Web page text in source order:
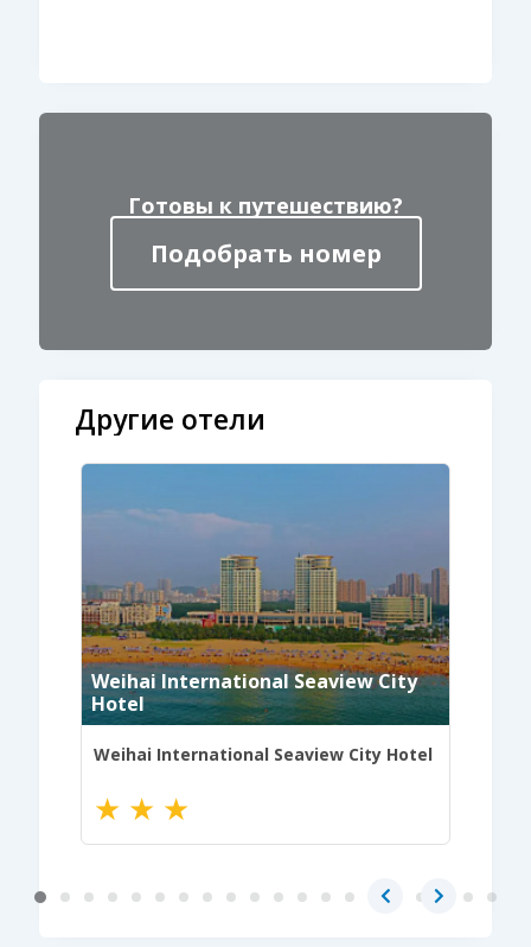
Готовы к путешествию?
Подобрать номер
Другие отели
Weihai International Seaview City
Hotel
Weihai International Seaview City Hotel